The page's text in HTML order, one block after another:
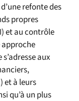
refonte des
propres
et au contrôle
aux
et à leurs
qu’à un plus